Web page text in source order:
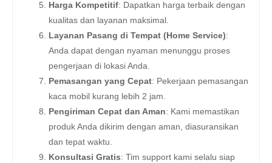
Harga Kompetitif: Dapatkan harga terbaik dengan
kualitas dan layanan maksimal.
Layanan Pasang di Tempat (Home Service):
Anda dapat dengan nyaman menunggu proses
pengerjaan di lokasi Anda.
Pemasangan yang Cepat: Pekerjaan pemasangan
kaca mobil kurang lebih 2 jam.
Pengiriman Cepat dan Aman: Kami memastikan
produk Anda dikirim dengan aman, diasuransikan
dan tepat waktu.
Konsultasi Gratis: Tim support kami selalu siap